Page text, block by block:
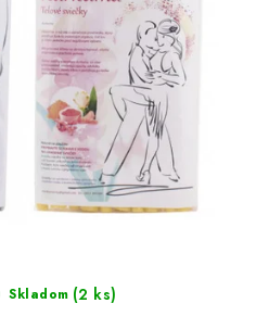
Skladom (2 ks)